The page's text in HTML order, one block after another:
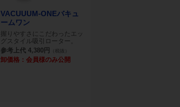
VACUUUM-ONEバキュ
ームワン
握りやすさにこだわったエッ
グスタイル吸引ローター。
参考上代 4,380円
（税抜）
卸価格：会員様のみ公開